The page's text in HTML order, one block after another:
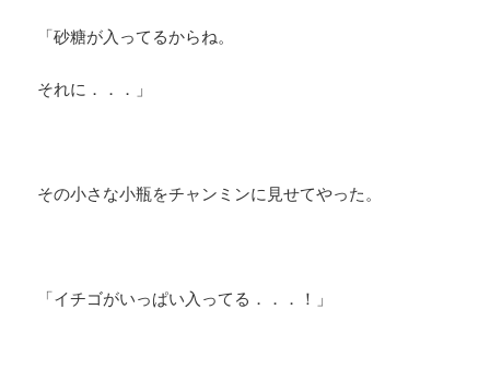
「砂糖が入ってるからね。
それに．．．」
その小さな小瓶をチャンミンに見せてやった。
「イチゴがいっぱい入ってる．．．！」